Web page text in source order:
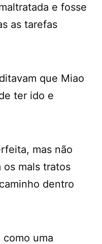
e fosse
as tarefas
que Miao
ter ido e
mas não
mals tratos
dentro
como uma